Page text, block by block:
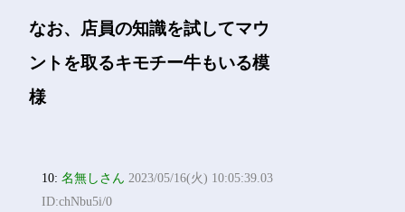
なお、店員の知識を試してマウ
ントを取るキモチー牛もいる模
様
10:名無しさん 2023/05/16(火) 10:05:39.03
ID:chNbu5i/0